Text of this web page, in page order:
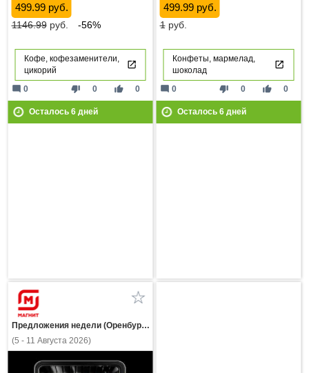
499.99 руб.
1146.99руб. -56%
Кофе, кофезаменители,
цикорий
thumb_down 0 thumb_up 0
mode_comment 0
Осталось 6дней
499.99 руб.
1руб.
Конфеты, мармелад,
шоколад
thumb_down 0 thumb_up 0
mode_comment 0
Осталось 6дней
Предложения недели (Оренбургская область)
(5 - 11 Августа 2026)